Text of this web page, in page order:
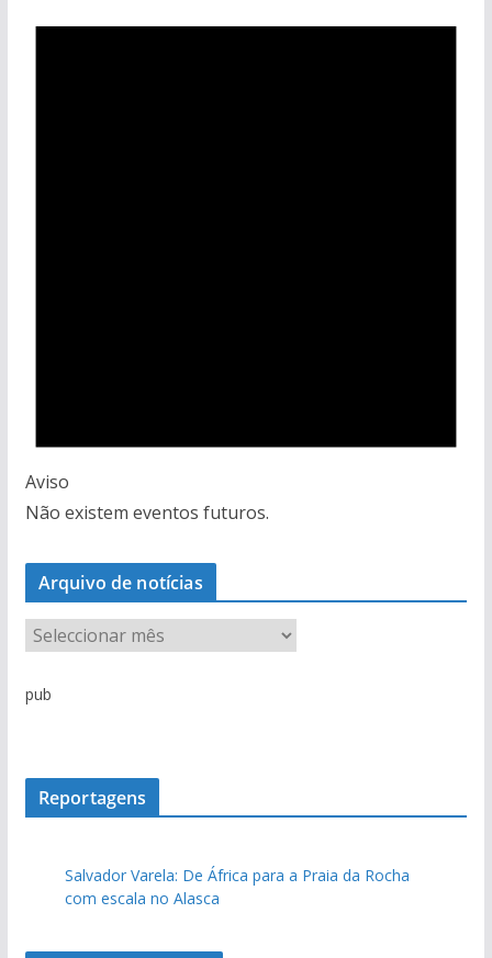
Aviso
Não existem eventos futuros.
Arquivo de notícias
q
d
pub
Reportagens
Salvador Varela: De África para a Praia da Rocha
com escala no Alasca